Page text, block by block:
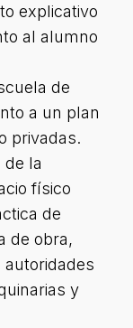
explicativo
al alumno
de
a un plan
privadas.
la
físico
de
de obra,
y